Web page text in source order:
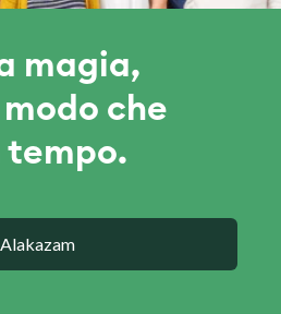
magia,
che
tempo.
Alakazam